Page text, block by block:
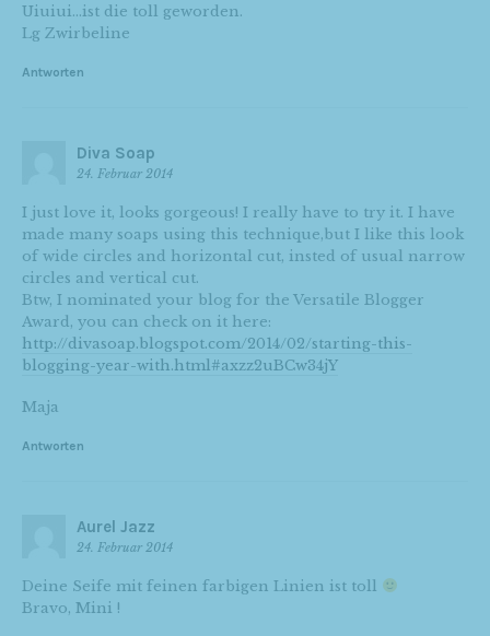
Uiuiui…ist die toll geworden.
Lg Zwirbeline
Antworten
Diva Soap
24. Februar 2014
I just love it, looks gorgeous! I really have to try it. I have
made many soaps using this technique,but I like this look
of wide circles and horizontal cut, insted of usual narrow
circles and vertical cut.
Btw, I nominated your blog for the Versatile Blogger
Award, you can check on it here:
http://divasoap.blogspot.com/2014/02/starting-this-
blogging-year-with.html#axzz2uBCw34jY
Maja
Antworten
Aurel Jazz
24. Februar 2014
Deine Seife mit feinen farbigen Linien ist toll
Bravo, Mini !